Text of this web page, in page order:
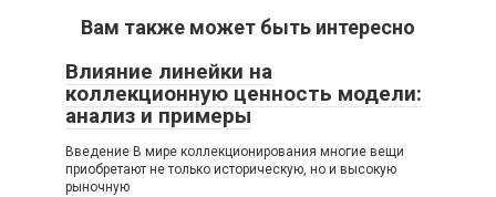
Вам также может быть интересно
Влияние линейки на
коллекционную ценность модели:
анализ и примеры
Введение В мире коллекционирования многие вещи
приобретают не только историческую, но и высокую
рыночную